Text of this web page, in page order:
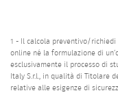
1 - Il calcola preventivo/richiedi
online né la formulazione di
esclusivamente il processo di
Italy S.r.l., in qualità di Titolare
relative alle esigenze di